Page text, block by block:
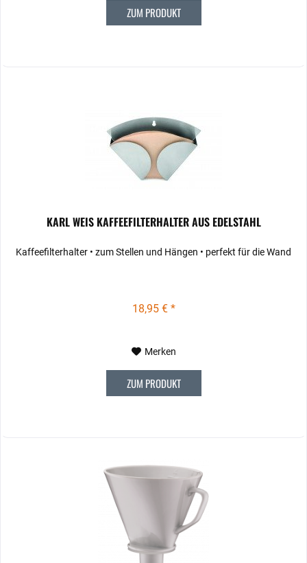
ZUM PRODUKT
KARL WEIS KAFFEEFILTERHALTER AUS EDELSTAHL
Kaffeefilterhalter • zum Stellen und Hängen • perfekt für die Wand
18,95 € *
Merken
ZUM PRODUKT